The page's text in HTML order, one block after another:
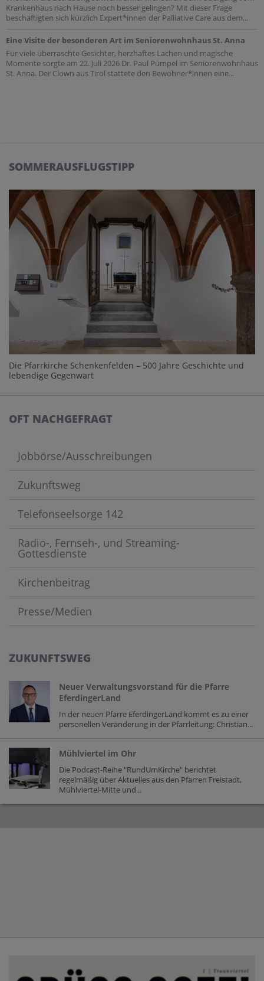
Krankenhaus nach Hause noch besser gelingen? Mit dieser Frage
beschäftigten sich kürzlich Expert*innen der Palliative Care aus dem...
Eine Visite der besonderen Art im Seniorenwohnhaus St. Anna
Für viele überraschte Gesichter, herzhaftes Lachen und magische
Momente sorgte am 22. Juli 2026 Dr. Paul Pümpel im Seniorenwohnhaus
St. Anna. Der Clown aus Tirol stattete den Bewohner*innen eine...
SOMMERAUSFLUGSTIPP
Die Pfarrkirche Schenkenfelden – 500 Jahre Geschichte und
lebendige Gegenwart
OFT NACHGEFRAGT
Jobbörse/Ausschreibungen
Zukunftsweg
Telefonseelsorge 142
Radio-, Fernseh-, und Streaming-
Gottesdienste
Kirchenbeitrag
Presse/Medien
ZUKUNFTSWEG
Neuer Verwaltungsvorstand für die Pfarre
EferdingerLand
In der neuen Pfarre EferdingerLand kommt es zu einer
personellen Veränderung in der Pfarrleitung: Christian...
Mühlviertel im Ohr
Die Podcast-Reihe "RundUmKirche" berichtet
regelmäßig über Aktuelles aus den Pfarren Freistadt,
Mühlviertel-Mitte und...